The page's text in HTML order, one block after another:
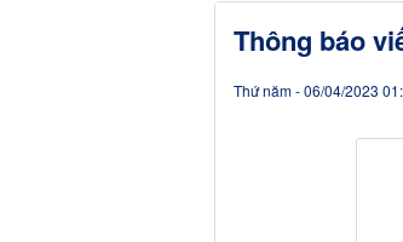
Thông báo
Thứ năm - 06/04/2023